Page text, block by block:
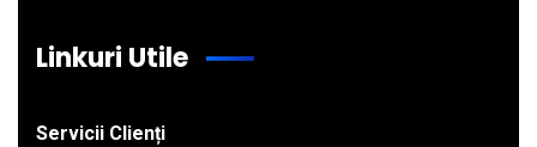
Linkuri Utile
Servicii Clienți